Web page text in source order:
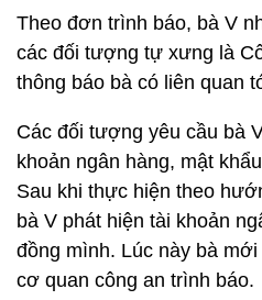
Theo đơn trình báo, bà V
các đối tượng tự xưng là
thông báo bà có liên quan
Các đối tượng yêu cầu bà
khoản ngân hàng, mật
Sau khi thực hiện theo
bà V phát hiện tài khoản
đồng mình. Lúc này bà
cơ quan công an trình báo.